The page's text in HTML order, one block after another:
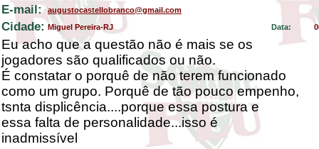
E-mail: augustocastellobranco@gmail.com
Cidade: Miguel Pereira-RJ Data:
Eu acho que a questão não é mais se os
jogadores são qualificados ou não.
É constatar o porquê de não terem funcionado
como um grupo. Porquê de tão pouco empenho,
tsnta displicência....porque essa postura e
essa falta de personalidade...isso é
inadmissível